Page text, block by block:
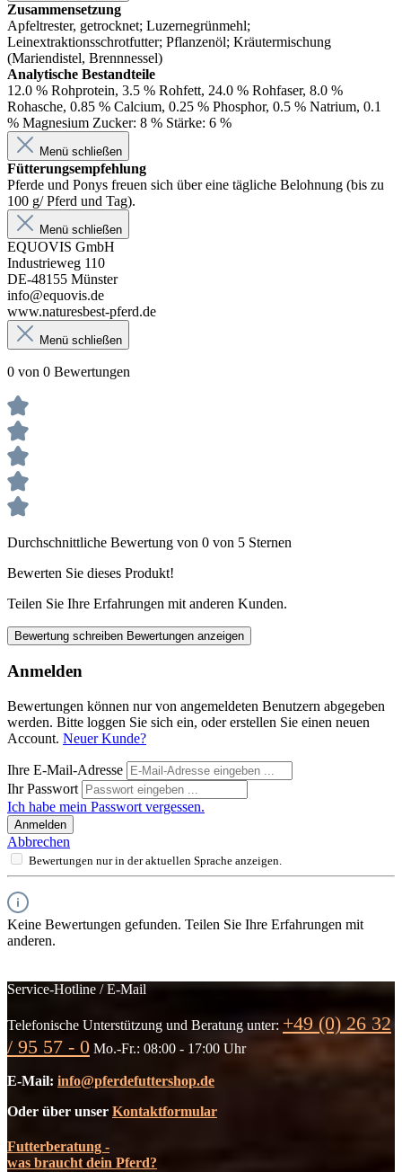
Zusammensetzung
Apfeltrester, getrocknet; Luzernegrünmehl;
Leinextraktionsschrotfutter; Pflanzenöl; Kräutermischung
(Mariendistel, Brennnessel)
Analytische Bestandteile
12.0 % Rohprotein, 3.5 % Rohfett, 24.0 % Rohfaser, 8.0 %
Rohasche, 0.85 % Calcium, 0.25 % Phosphor, 0.5 % Natrium, 0.1
% Magnesium Zucker: 8 % Stärke: 6 %
Menü schließen
Fütterungsempfehlung
Pferde und Ponys freuen sich über eine tägliche Belohnung (bis zu
100 g/ Pferd und Tag).
Menü schließen
EQUOVIS GmbH
Industrieweg 110
DE-48155 Münster
info@equovis.de
www.naturesbest-pferd.de
Menü schließen
0 von 0 Bewertungen
Durchschnittliche Bewertung von 0 von 5 Sternen
Bewerten Sie dieses Produkt!
Teilen Sie Ihre Erfahrungen mit anderen Kunden.
Bewertung schreiben Bewertungen anzeigen
Anmelden
Bewertungen können nur von angemeldeten Benutzern abgegeben
werden. Bitte loggen Sie sich ein, oder erstellen Sie einen neuen
Account. Neuer Kunde?
Ihre E-Mail-Adresse
Ihr Passwort
Ich habe mein Passwort vergessen.
Anmelden
Abbrechen
Bewertungen nur in der aktuellen Sprache anzeigen.
Keine Bewertungen gefunden. Teilen Sie Ihre Erfahrungen mit
anderen.
Service-Hotline / E-Mail
Telefonische Unterstützung und Beratung unter: +49 (0) 26 32
/ 95 57 - 0 Mo.-Fr.: 08:00 - 17:00 Uhr
E-Mail: info@pferdefuttershop.de
Oder über unser Kontaktformular
Futterberatung -
was braucht dein Pferd?